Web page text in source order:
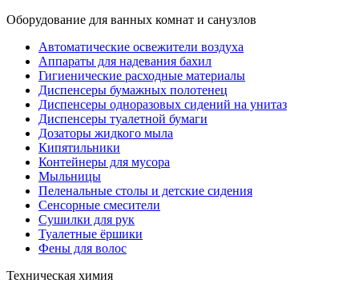
Оборудование для ванных комнат и санузлов
Автоматические освежители воздуха
Аппараты для надевания бахил
Гигиенические расходные материалы
Диспенсеры бумажных полотенец
Диспенсеры одноразовых сидений на унитаз
Диспенсеры туалетной бумаги
Дозаторы жидкого мыла
Кипятильники
Контейнеры для мусора
Мыльницы
Пеленальные столы и детские сидения
Сенсорные смесители
Сушилки для рук
Туалетные ёршики
Фены для волос
Техническая химия